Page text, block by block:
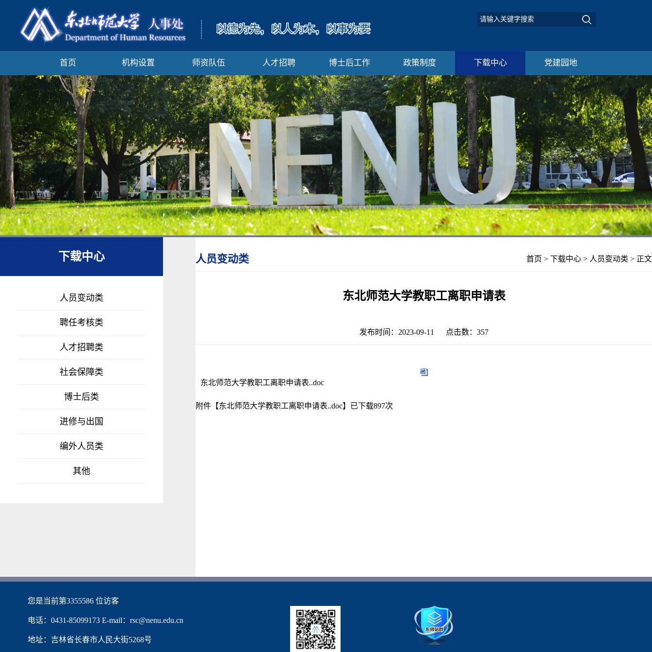
首页 机构设置 师资队伍 人才招聘 博士后工作 政策制度 下载中心 党建园地
下载中心
人员变动类
聘任考核类
人才招聘类
社会保障类
博士后类
进修与出国
编外人员类
其他
人员变动类 首页 > 下载中心 > 人员变动类 > 正文
东北师范大学教职工离职申请表
发布时间：2023-09-11 点击数： 357
东北师范大学教职工离职申请表..doc
附件【东北师范大学教职工离职申请表..doc】已下载897次
您是当前第3355586 位访客
电话：0431-85099173 E-mail：rsc@nenu.edu.cn
地址：吉林省长春市人民大街5268号